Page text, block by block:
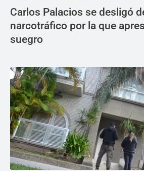
Carlos Palacios se desligó
narcotráfico por la que
suegro